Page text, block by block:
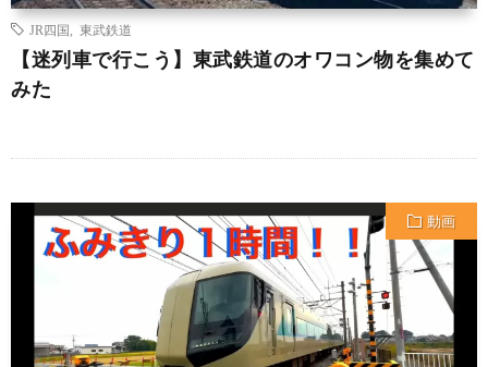
JR四国 東武鉄道
【迷列車で行こう】東武鉄道のオワコン物を集めて
みた
動画